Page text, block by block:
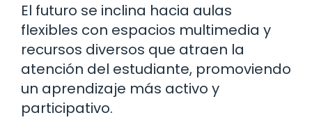
El futuro se inclina hacia aulas
flexibles con espacios multimedia y
recursos diversos que atraen la
atención del estudiante, promoviendo
un aprendizaje más activo y
participativo.